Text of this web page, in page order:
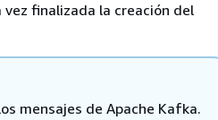
finalizada la creación del
mensajes de Apache Kafka.